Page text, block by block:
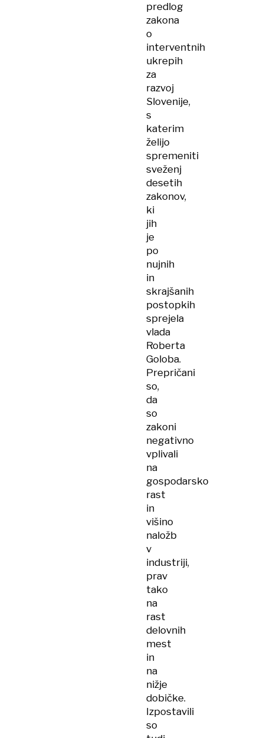
predlog
zakona
o
interventnih
ukrepih
za
razvoj
Slovenije,
s
katerim
želijo
spremeniti
sveženj
desetih
zakonov,
ki
jih
je
po
nujnih
in
skrajšanih
postopkih
sprejela
vlada
Roberta
Goloba.
Prepričani
so,
da
so
zakoni
negativno
vplivali
na
gospodarsko
rast
in
višino
naložb
v
industriji,
prav
tako
na
rast
delovnih
mest
in
na
nižje
dobičke.
Izpostavili
so